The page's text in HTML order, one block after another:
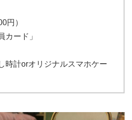
円）
カード」
時計orオリジナルスマホケー